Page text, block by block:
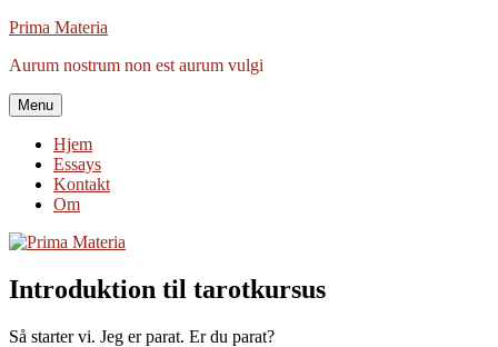
Videre
indhold
Prima Materia
Aurum nostrum non est aurum vulgi
Menu
Hjem
Essays
Kontakt
Om
Introduktion til tarotkursus
Så starter vi. Jeg er parat. Er du parat?